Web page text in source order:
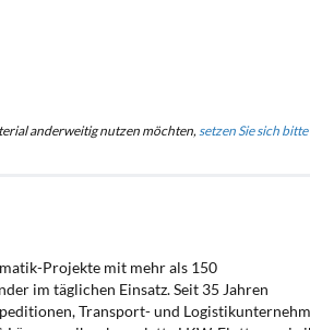
anderweitig nutzen möchten, setzen Sie sich bitte
Projekte mit mehr als 150
im täglichen Einsatz. Seit 35 Jahren
Transport- und